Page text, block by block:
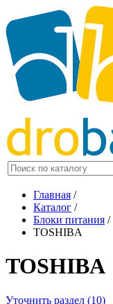
Главная /
Каталог /
Блоки питания /
TOSHIBA
TOSHIBA
Уточнить раздел (10)